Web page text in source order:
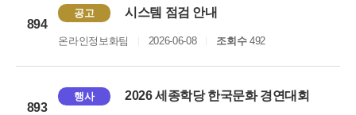
894
공고 시스템 점검 안내
온라인정보화팀 2026-06-08 조회수492
893
행사 2026 세종학당 한국문화 경연대회